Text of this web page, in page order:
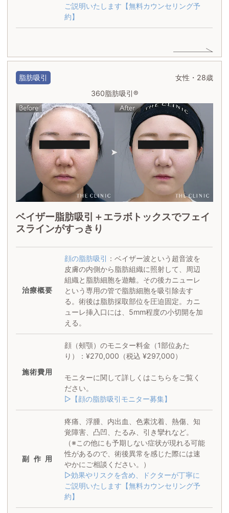
ご説明いたします【無料カウンセリング予
約】
脂肪吸引
女性・28歳
360脂肪吸引®
ベイザー脂肪吸引＋エラボトックスでフェイ
スラインがすっきり
治療概要
顔の脂肪吸引 ：ベイザー波という超音波を
皮膚の内側から脂肪組織に照射して、周辺
組織と脂肪細胞を遊離。その後カニューレ
という専用の管で脂肪細胞を吸引除去す
る。術後は脂肪採取部位を圧迫固定。カニ
ューレ挿入口には、5mm程度の小切開を加
える。
施術費用
顔（頰顎）のモニター料金（1部位あた
り）：¥270,000（税込 ¥297,000）
モニターに関して詳しくはこちらをご覧く
ださい。
▷【顔の脂肪吸引モニター募集】
副作用
疼痛、浮腫、内出血、色素沈着、熱傷、知
覚障害、凸凹、たるみ、引き攣れなど。
（※この他にも予期しない症状が現れる可能
性があるので、術後異常を感じた際には速
やかにご相談ください。）
▷効果やリスクを含め、ドクターが丁寧に
ご説明いたします【無料カウンセリング予
約】